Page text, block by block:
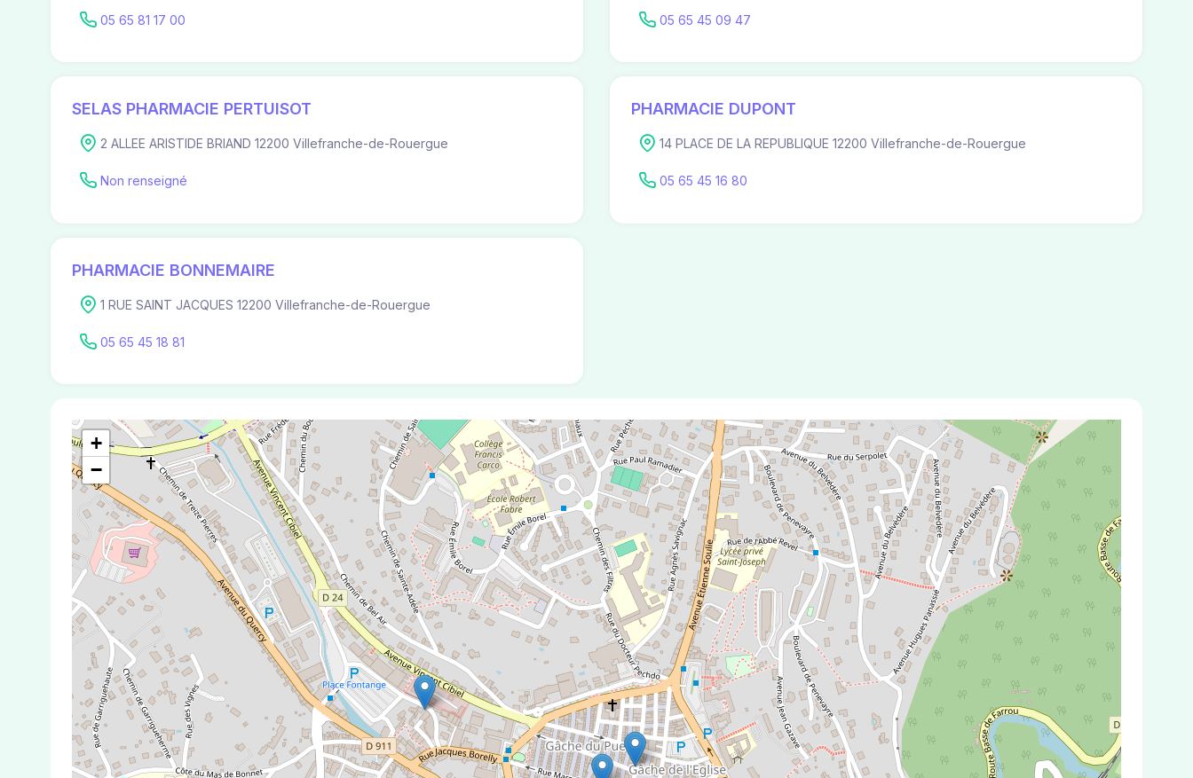
05 65 81 17 00 05 65 45 09 47
SELAS PHARMACIE PERTUISOT
2 ALLEE ARISTIDE BRIAND 12200 Villefranche-de-Rouergue
Non renseigné
PHARMACIE DUPONT
14 PLACE DE LA REPUBLIQUE 12200 Villefranche-de-Rouergue
05 65 45 16 80
PHARMACIE BONNEMAIRE
1 RUE SAINT JACQUES 12200 Villefranche-de-Rouergue
05 65 45 18 81
+
−